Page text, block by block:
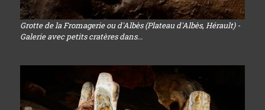
Grotte de la Fromagerie ou d'Albès (Plateau d'Albès, Hérault) -
Galerie avec petits cratères dans...